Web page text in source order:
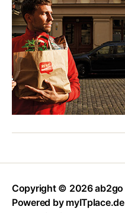
Copyright © 2026ab2go
Powered by myITplace.de